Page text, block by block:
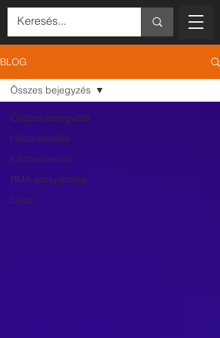
BLOG
Összes bejegyzés
Hálózatépítés
Közbeszerzés
RMA szolgáltatás
Cisco
Összes bejegyzés